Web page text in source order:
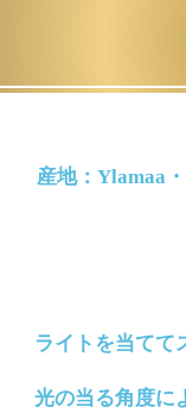
産地：Ylamaa
ライトを当てて
光の当る角度に